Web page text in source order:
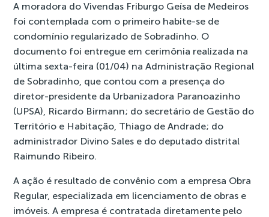
A moradora do Vivendas Friburgo Geísa de Medeiros
foi contemplada com o primeiro habite-se de
condomínio regularizado de Sobradinho. O
documento foi entregue em cerimônia realizada na
última sexta-feira (01/04) na Administração Regional
de Sobradinho, que contou com a presença do
diretor-presidente da Urbanizadora Paranoazinho
(UPSA), Ricardo Birmann; do secretário de Gestão do
Território e Habitação, Thiago de Andrade; do
administrador Divino Sales e do deputado distrital
Raimundo Ribeiro.
A ação é resultado de convênio com a empresa Obra
Regular, especializada em licenciamento de obras e
imóveis. A empresa é contratada diretamente pelo